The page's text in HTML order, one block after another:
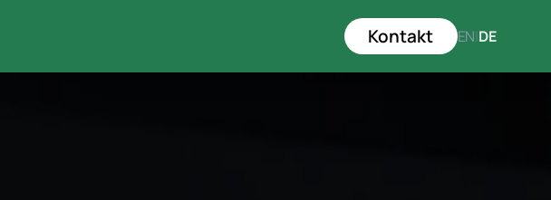
Kontakt EN|DE